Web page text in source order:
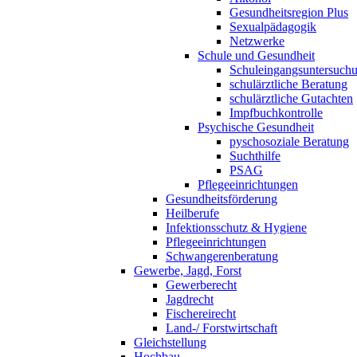
Gesundheitsregion Plus
Sexualpädagogik
Netzwerke
Schule und Gesundheit
schulärztliche Beratung
schulärztliche Gutachten
Impfbuchkontrolle
Psychische Gesundheit
pyschosoziale Beratung
Suchthilfe
PSAG
Pflegeeinrichtungen
Gesundheitsförderung
Heilberufe
Infektionsschutz & Hygiene
Pflegeeinrichtungen
Schwangerenberatung
Gewerbe, Jagd, Forst
Gewerberecht
Jagdrecht
Fischereirecht
Land-/ Forstwirtschaft
Gleichstellung